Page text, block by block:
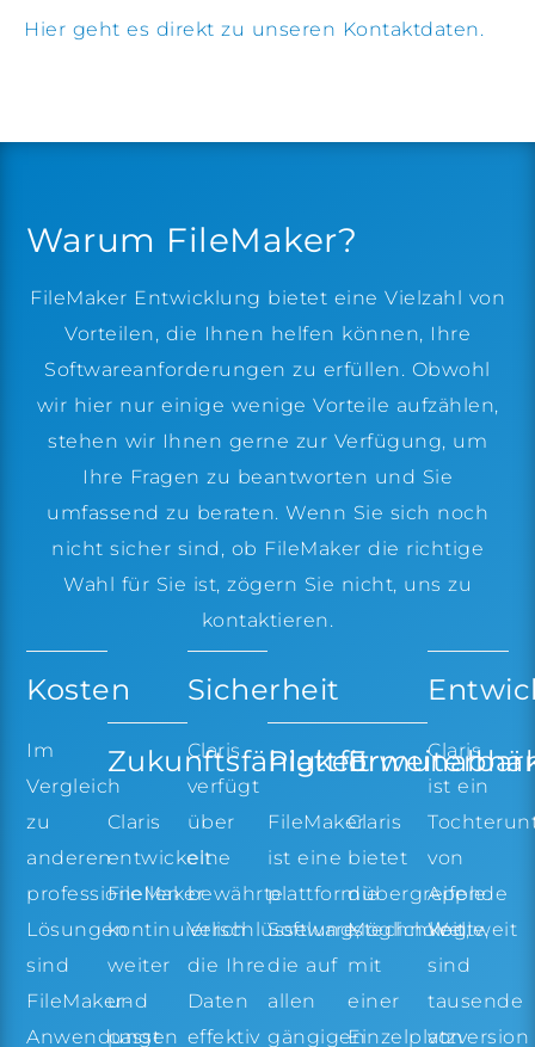
Hier geht es direkt zu unseren Kontaktdaten.
Warum FileMaker?
FileMaker Entwicklung bietet eine Vielzahl von
Vorteilen, die Ihnen helfen können, Ihre
Softwareanforderungen zu erfüllen. Obwohl
wir hier nur einige wenige Vorteile aufzählen,
stehen wir Ihnen gerne zur Verfügung, um
Ihre Fragen zu beantworten und Sie
umfassend zu beraten. Wenn Sie sich noch
nicht sicher sind, ob FileMaker die richtige
Wahl für Sie ist, zögern Sie nicht, uns zu
kontaktieren.
Kosten
Im
Vergleich
zu
anderen
professionellen
Lösungen
sind
FileMaker-
Anwendungen
Zukunftsfähigkeit
Claris
entwickelt
FileMaker
kontinuierlich
weiter
und
passt
Sicherheit
Claris
verfügt
über
eine
bewährte
Verschlüsselungstechnologie,
die Ihre
Daten
effektiv
FileMaker
ist eine
plattformübergreifende
Software,
die auf
allen
gängigen
Claris
bietet
die
Möglichkeit,
mit
einer
Einzelplatzversion
Claris
ist ein
von
Apple.
Weltweit
sind
tausende
von